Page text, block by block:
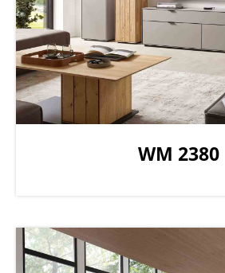
WM 2380